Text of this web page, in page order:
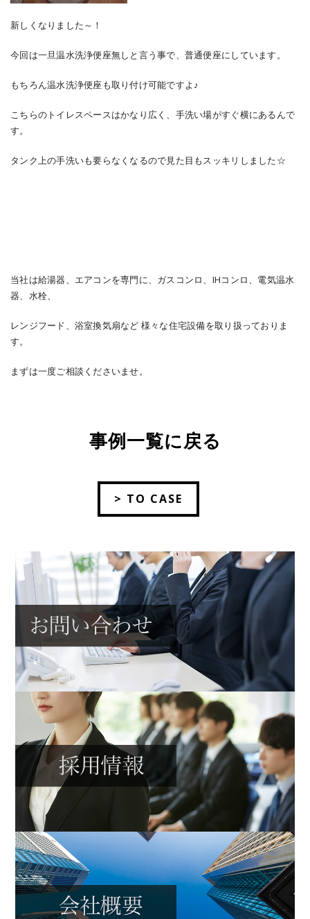
新しくなりました～！
今回は一旦温水洗浄便座無しと言う事で、普通便座にしています。
もちろん温水洗浄便座も取り付け可能ですよ♪
こちらのトイレスペースはかなり広く、手洗い場がすぐ横にあるんで
す。
タンク上の手洗いも要らなくなるので見た目もスッキリしました☆
当社は給湯器、エアコンを専門に、ガスコンロ、IHコンロ、電気温水
器、水栓、
レンジフード、浴室換気扇など 様々な住宅設備を取り扱っておりま
す。
まずは一度ご相談くださいませ。
事例一覧に戻る
> TO CASE